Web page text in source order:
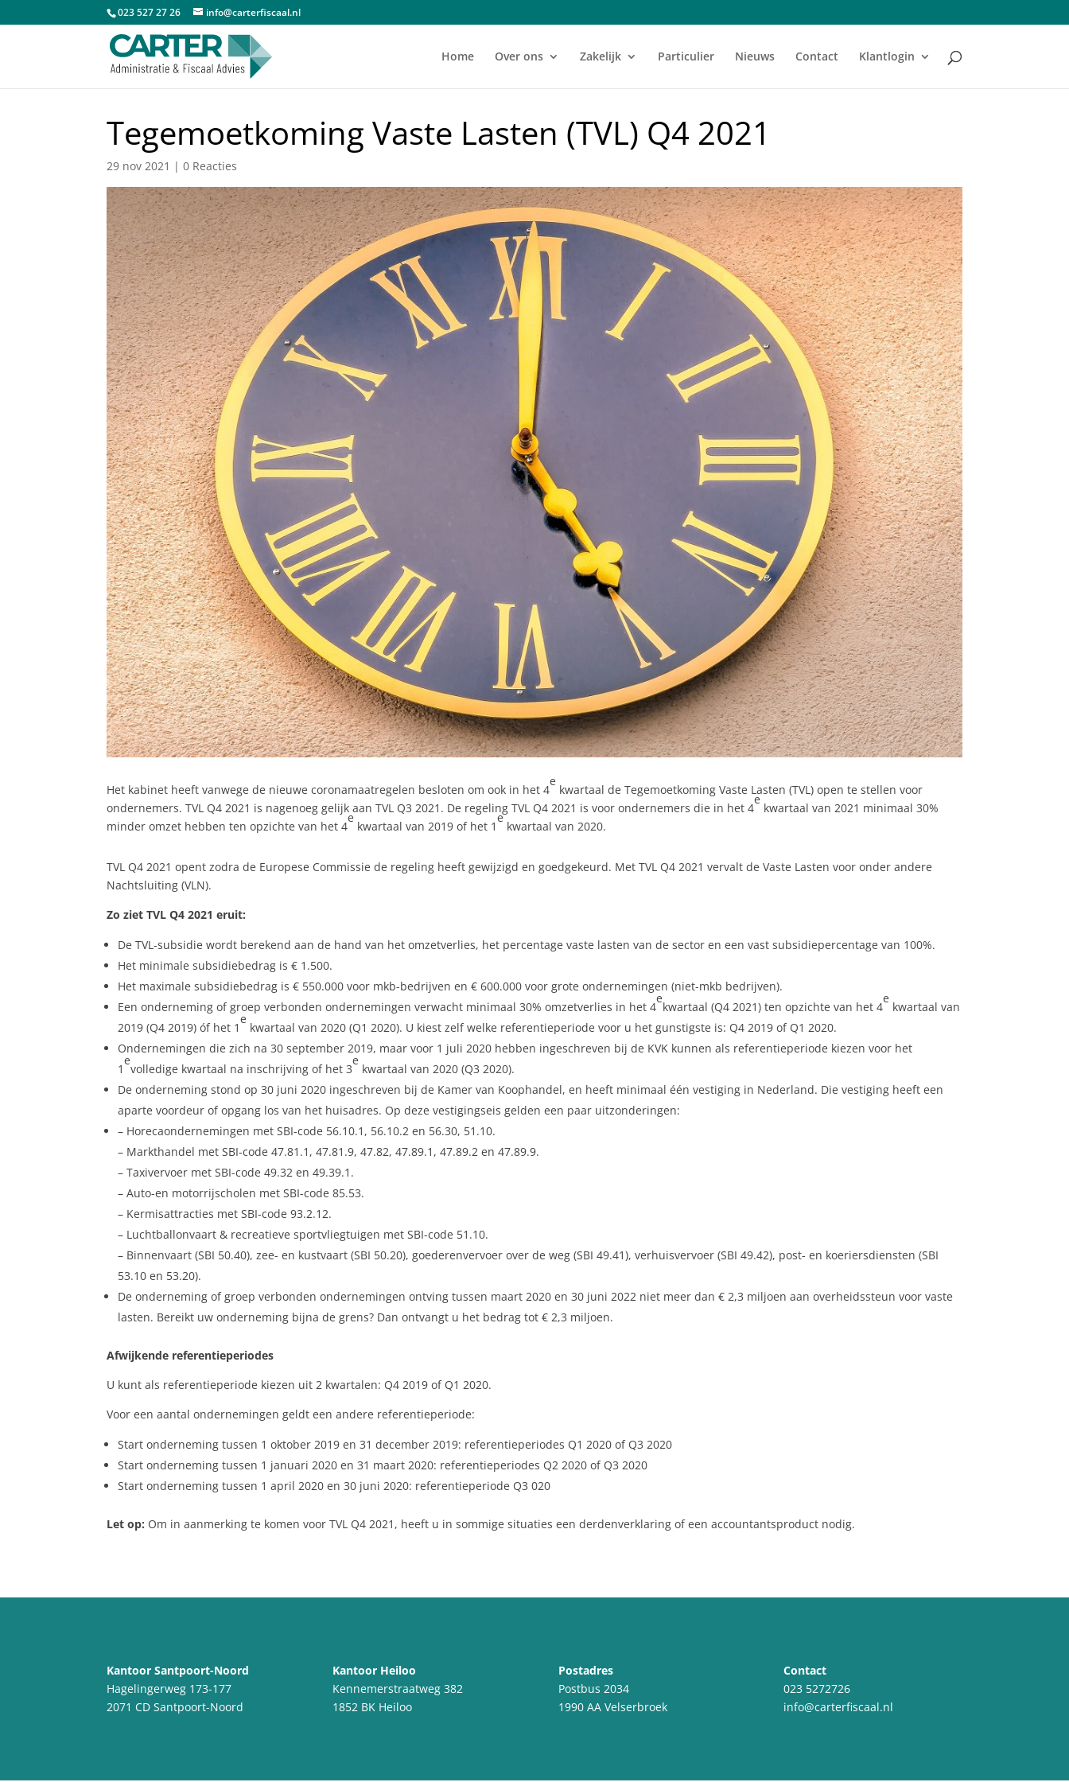
023 527 27 26 info@carterfiscaal.nl
Home Over ons Zakelijk Particulier Nieuws Contact Klantlogin
Tegemoetkoming Vaste Lasten (TVL) Q4 2021
29 nov 2021 |0 Reacties
Het kabinet heeft vanwege de nieuwe coronamaatregelen besloten om ook in het 4
e
kwartaal de Tegemoetkoming Vaste Lasten (TVL) open te stellen voor
ondernemers. TVL Q4 2021 is nagenoeg gelijk aan TVL Q3 2021. De regeling TVL Q4 2021 is voor ondernemers die in het 4
e
kwartaal van 2021 minimaal 30%
minder omzet hebben ten opzichte van het 4
e
kwartaal van 2019 of het 1
e
kwartaal van 2020.
TVL Q4 2021 opent zodra de Europese Commissie de regeling heeft gewijzigd en goedgekeurd. Met TVL Q4 2021 vervalt de Vaste Lasten voor onder andere
Nachtsluiting (VLN).
Zo ziet TVL Q4 2021 eruit:
De TVL-subsidie wordt berekend aan de hand van het omzetverlies, het percentage vaste lasten van de sector en een vast subsidiepercentage van 100%.
Het minimale subsidiebedrag is € 1.500.
Het maximale subsidiebedrag is € 550.000 voor mkb-bedrijven en € 600.000 voor grote ondernemingen (niet-mkb bedrijven).
Een onderneming of groep verbonden ondernemingen verwacht minimaal 30% omzetverlies in het 4
e
kwartaal (Q4 2021) ten opzichte van het 4
e
kwartaal van
2019 (Q4 2019) óf het 1
e
kwartaal van 2020 (Q1 2020). U kiest zelf welke referentieperiode voor u het gunstigste is: Q4 2019 of Q1 2020.
Ondernemingen die zich na 30 september 2019, maar voor 1 juli 2020 hebben ingeschreven bij de KVK kunnen als referentieperiode kiezen voor het
1
e
volledige kwartaal na inschrijving of het 3
e
kwartaal van 2020 (Q3 2020).
De onderneming stond op 30 juni 2020 ingeschreven bij de Kamer van Koophandel, en heeft minimaal één vestiging in Nederland. Die vestiging heeft een
aparte voordeur of opgang los van het huisadres. Op deze vestigingseis gelden een paar uitzonderingen:
– Horecaondernemingen met SBI-code 56.10.1, 56.10.2 en 56.30, 51.10.
– Markthandel met SBI-code 47.81.1, 47.81.9, 47.82, 47.89.1, 47.89.2 en 47.89.9.
– Taxivervoer met SBI-code 49.32 en 49.39.1.
– Auto-en motorrijscholen met SBI-code 85.53.
– Kermisattracties met SBI-code 93.2.12.
– Luchtballonvaart & recreatieve sportvliegtuigen met SBI-code 51.10.
– Binnenvaart (SBI 50.40), zee- en kustvaart (SBI 50.20), goederenvervoer over de weg (SBI 49.41), verhuisvervoer (SBI 49.42), post- en koeriersdiensten (SBI
53.10 en 53.20).
De onderneming of groep verbonden ondernemingen ontving tussen maart 2020 en 30 juni 2022 niet meer dan € 2,3 miljoen aan overheidssteun voor vaste
lasten. Bereikt uw onderneming bijna de grens? Dan ontvangt u het bedrag tot € 2,3 miljoen.
Afwijkende referentieperiodes
U kunt als referentieperiode kiezen uit 2 kwartalen: Q4 2019 of Q1 2020.
Voor een aantal ondernemingen geldt een andere referentieperiode:
Start onderneming tussen 1 oktober 2019 en 31 december 2019: referentieperiodes Q1 2020 of Q3 2020
Start onderneming tussen 1 januari 2020 en 31 maart 2020: referentieperiodes Q2 2020 of Q3 2020
Start onderneming tussen 1 april 2020 en 30 juni 2020: referentieperiode Q3 020
Let op: Om in aanmerking te komen voor TVL Q4 2021, heeft u in sommige situaties een derdenverklaring of een accountantsproduct nodig.
Kantoor Santpoort-Noord
Hagelingerweg 173-177
2071 CD Santpoort-Noord
Kantoor Heiloo
Kennemerstraatweg 382
1852 BK Heiloo
Postadres
Postbus 2034
1990 AA Velserbroek
Contact
023 5272726
info@carterfiscaal.nl